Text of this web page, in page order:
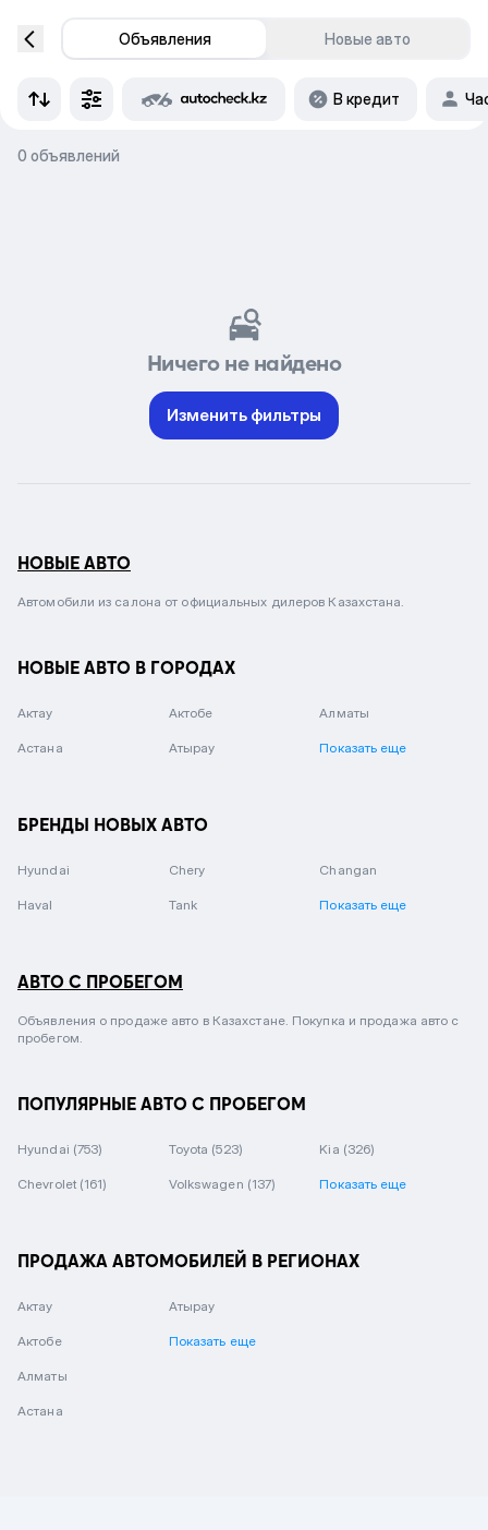
Объявления Новые авто
В кредит
0 объявлений
Ничего не найдено
Изменить фильтры
НОВЫЕ АВТО
Автомобили из салона от официальных дилеров Казахстана.
НОВЫЕ АВТО В ГОРОДАХ
Актау Актобе Алматы
Астана Атырау Показать еще
БРЕНДЫ НОВЫХ АВТО
Hyundai Chery Changan
Haval Tank Показать еще
АВТО С ПРОБЕГОМ
Объявления о продаже авто в Казахстане. Покупка и продажа авто с
пробегом.
ПОПУЛЯРНЫЕ АВТО С ПРОБЕГОМ
Hyundai (753) Toyota (523) Kia (326)
Chevrolet (161) Volkswagen (137) Показать еще
ПРОДАЖА АВТОМОБИЛЕЙ В РЕГИОНАХ
Актау
Актобе
Алматы
Астана
Атырау
Показать еще